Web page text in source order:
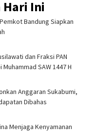
Hari Ini
Bandung Siapkan
dan Fraksi PAN
SAW 1447 H
Anggaran Sukabumi,
Dibahas
Menjaga Kenyamanan